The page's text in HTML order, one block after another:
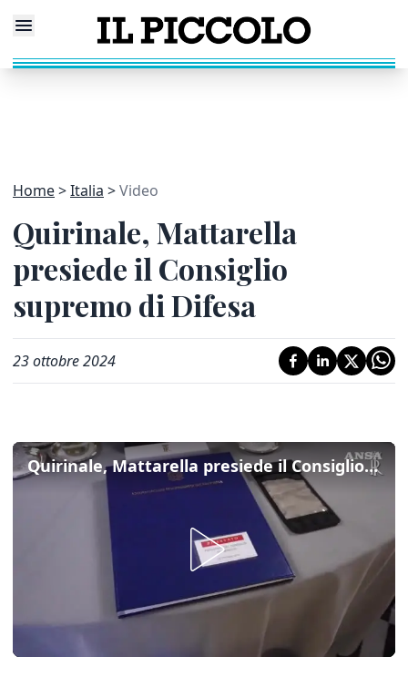
Home Italia Video
Quirinale, Mattarella
presiede il Consiglio
supremo di Difesa
23 ottobre 2024
Quirinale, Mattarella presiede il Consiglio supremo di Difesa